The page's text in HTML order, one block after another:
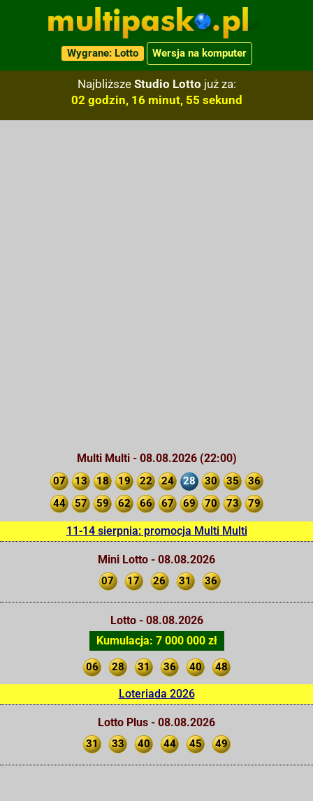
Wygrane: Lotto Wersja na komputer
Najbliższe Studio Lotto już za:
02 godzin, 16 minut, 54 sekund
Multi Multi - 08.08.2026 (22:00)
07 13 18 19 22 24 28 30 35
36
44
57 59 62 66 67 69 70 73 79
11-14 sierpnia: promocja Multi Multi
Mini Lotto - 08.08.2026
07 17 26 31 36
Lotto - 08.08.2026
Kumulacja: 7 000 000 zł
06 28 31 36 40 48
Loteriada 2026
Lotto Plus - 08.08.2026
31 33 40 44 45 49